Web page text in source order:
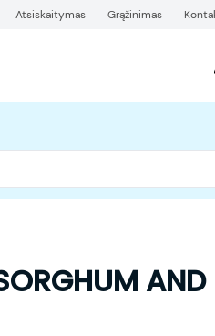
Atsiskaitymas Grąžinimas
AND